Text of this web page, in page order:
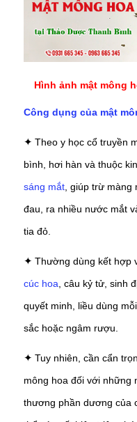
Hình ảnh mật mông
Công dụng của mật
✦ Theo y học cổ truyền
bình, hơi hàn và thuộc
sáng mắt , giúp trừ
đau, ra nhiều nước mắt
tia đỏ.
✦ Thường dùng kết hợp
cúc hoa , câu kỷ tử, sinh
quyết minh, liều dùng
sắc hoặc ngâm rượu.
✦ Tuy nhiên, cần cẩn
mông hoa đối với những
thương phần dương của